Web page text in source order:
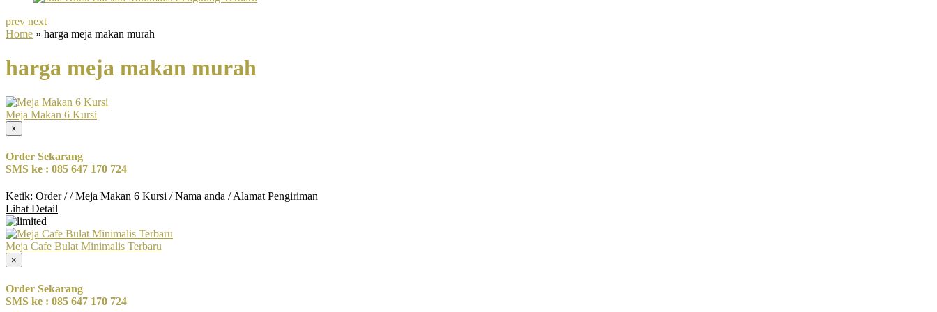
prev next
Home » harga meja makan murah
harga meja makan murah
Meja Makan 6 Kursi
×
Order Sekarang
SMS ke : 085 647 170 724
Ketik: Order / / Meja Makan 6 Kursi / Nama anda / Alamat Pengiriman
Lihat Detail
Meja Cafe Bulat Minimalis Terbaru
×
Order Sekarang
SMS ke : 085 647 170 724